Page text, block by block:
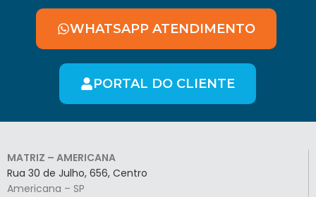
WHATSAPP ATENDIMENTO
PORTAL DO CLIENTE
MATRIZ – AMERICANA
Rua 30 de Julho, 656, Centro
Americana – SP